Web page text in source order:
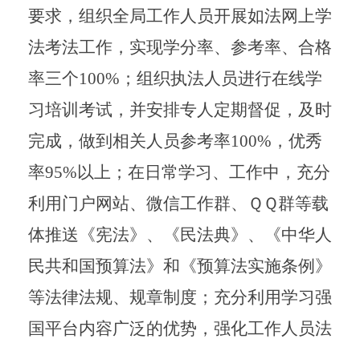
要求，组织全局工作人员开展如法网上学
法考法工作，实现学分率、参考率、合格
率三个100% ；组织执法人员进行在线学
习培训考试，并安排专人定期督促，及时
完成，做到相关人员参考率100% ，优秀
率95%以上；在日常学习、工作中，充分
利用门户网站、微信工作群、ＱＱ群等载
体推送《宪法》、《民法典》、《中华人
民共和国预算法》和《预算法实施条例》
等法律法规、规章制度；充分利用学习强
国平台内容广泛的优势，强化工作人员法